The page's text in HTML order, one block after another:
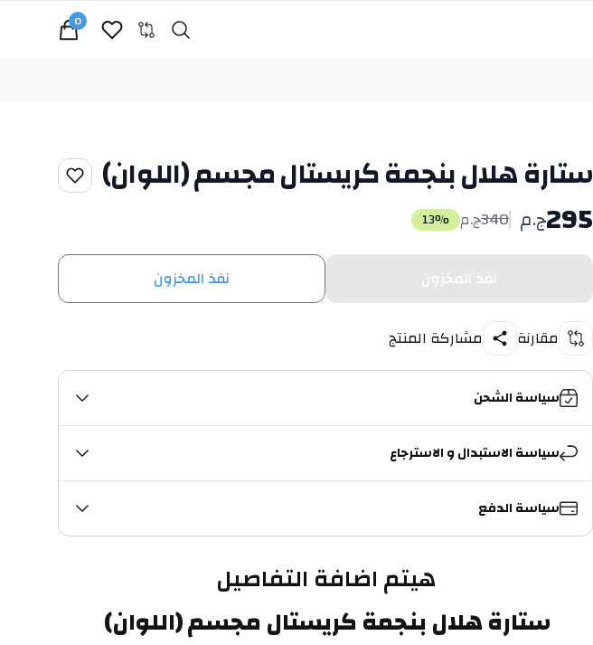
Search
0
view bag
ستارة هلال بنجمة كريستال مجسم (اللوان)
295ج.م 340ج.م 13%
نفذ المخزون نفذ المخزون
مقارنة مشاركة المنتج
سياسة الشحن
سياسة الاستبدال و الاسترجاع
سياسة الدفع
هيتم اضافة التفاصيل
ستارة هلال بنجمة كريستال مجسم (اللوان)